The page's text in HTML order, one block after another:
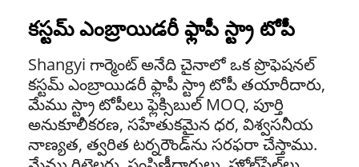
కస్టమ్ ఎంబ్రాయిడరీ ఫ్లాపీ స్ట్రా టోపీ
Shangyi గార్మెంట్ అనేది చైనాలో ఒక ప్రొఫెషనల్
కస్టమ్ ఎంబ్రాయిడరీ ఫ్లాపీ స్ట్రా టోపీ తయారీదారు,
మేము స్ట్రా టోపీలు ఫ్లెక్సిబుల్ MOQ, పూర్తి
అనుకూలీకరణ, సహేతుకమైన ధర, విశ్వసనీయ
నాణ్యత, త్వరిత టర్నరౌండ్‌ను సరఫరా చేస్తాము.